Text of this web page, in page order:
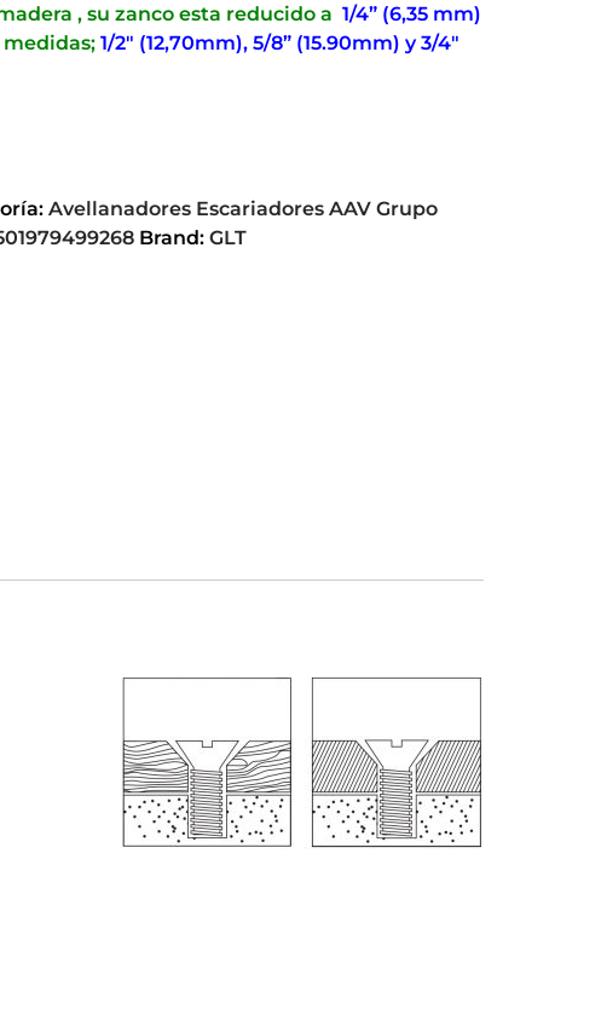
, su zanco esta reducido a 1/4” (6,35 mm)
medidas; 1/2″ (12,70mm), 5/8” (15.90mm) y 3/4″
Avellanadores Escariadores AAV Grupo
Brand: GLT